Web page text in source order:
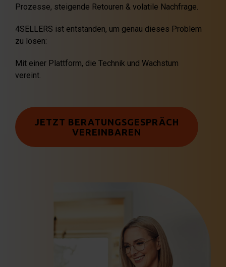
Prozesse, steigende Retouren & volatile Nachfrage.
4SELLERS ist entstanden, um genau dieses Problem
zu lösen:
Mit einer Plattform, die Technik und Wachstum
vereint.
JETZT BERATUNGSGESPRÄCH
VEREINBAREN